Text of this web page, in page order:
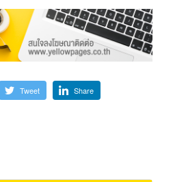
Tweet Share